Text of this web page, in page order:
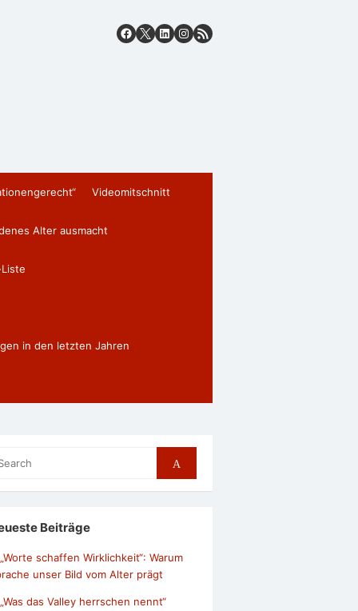
Videomitschnitt
Alter ausmacht
in den letzten Jahren
Search
Beiträge
„Worte schaffen Wirklichkeit“: Warum
unser Bild vom Alter prägt
„Was das Valley herrschen nennt“